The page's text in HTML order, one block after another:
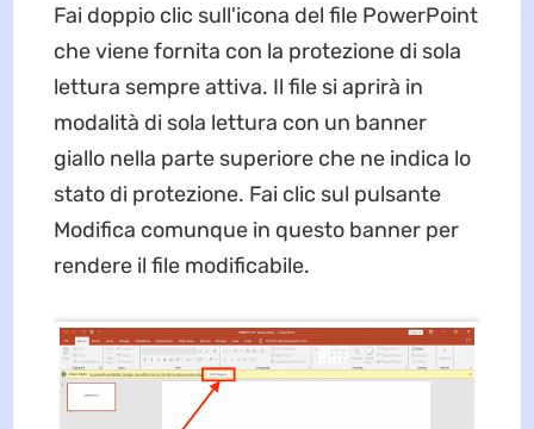
Fai doppio clic sull'icona del file PowerPoint
che viene fornita con la protezione di sola
lettura sempre attiva. Il file si aprirà in
modalità di sola lettura con un banner
giallo nella parte superiore che ne indica lo
stato di protezione. Fai clic sul pulsante
Modifica comunque in questo banner per
rendere il file modificabile.